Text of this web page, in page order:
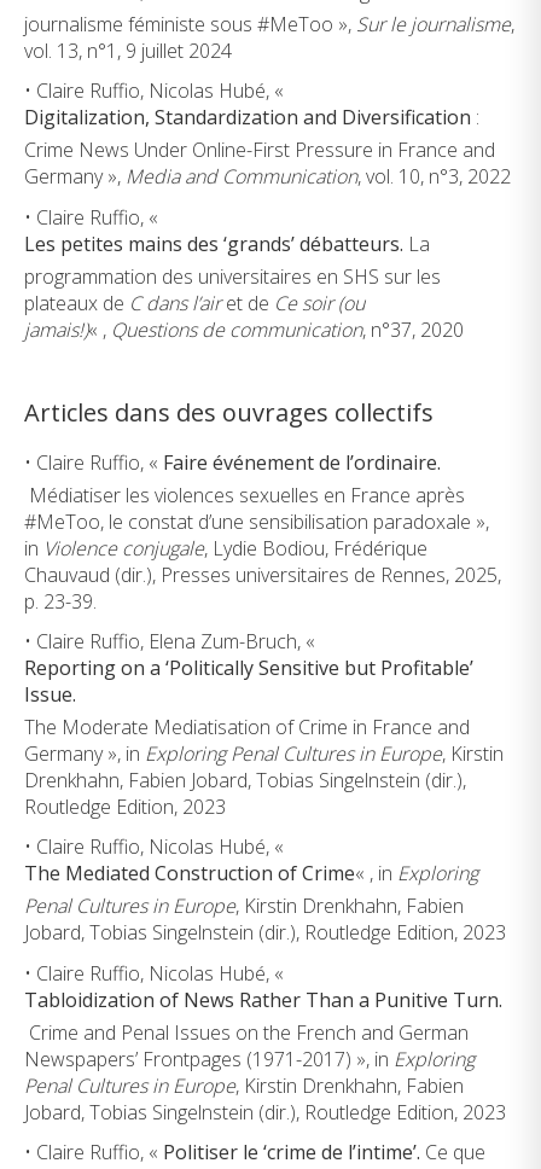
journalisme féministe sous #MeToo », Sur le journalisme,
vol. 13, n°1, 9 juillet 2024
• Claire Ruffio, Nicolas Hubé, «
Digitalization, Standardization and Diversification :
Crime News Under Online-First Pressure in France and
Germany », Media and Communication, vol. 10, n°3, 2022
• Claire Ruffio, «
Les petites mains des ‘grands’ débatteurs. La
programmation des universitaires en SHS sur les
plateaux de C dans l’airet de Ce soir (ou
jamais!)« , Questions de communication, n°37, 2020
Articles dans des ouvrages collectifs
• Claire Ruffio, « Faire événement de l’ordinaire.
Médiatiser les violences sexuelles en France après
#MeToo, le constat d’une sensibilisation paradoxale »,
in Violence conjugale, Lydie Bodiou, Frédérique
Chauvaud (dir.), Presses universitaires de Rennes, 2025,
p. 23-39.
• Claire Ruffio, Elena Zum-Bruch, «
Reporting on a ‘Politically Sensitive but Profitable’
Issue.
The Moderate Mediatisation of Crime in France and
Germany », in Exploring Penal Cultures in Europe, Kirstin
Drenkhahn, Fabien Jobard, Tobias Singelnstein (dir.),
Routledge Edition, 2023
• Claire Ruffio, Nicolas Hubé, «
The Mediated Construction of Crime« , in Exploring
Penal Cultures in Europe, Kirstin Drenkhahn, Fabien
Jobard, Tobias Singelnstein (dir.), Routledge Edition, 2023
• Claire Ruffio, Nicolas Hubé, «
Tabloidization of News Rather Than a Punitive Turn.
Crime and Penal Issues on the French and German
Newspapers’ Frontpages (1971-2017) », in Exploring
Penal Cultures in Europe, Kirstin Drenkhahn, Fabien
Jobard, Tobias Singelnstein (dir.), Routledge Edition, 2023
• Claire Ruffio, « Politiser le ‘crime de l’intime’. Ce que